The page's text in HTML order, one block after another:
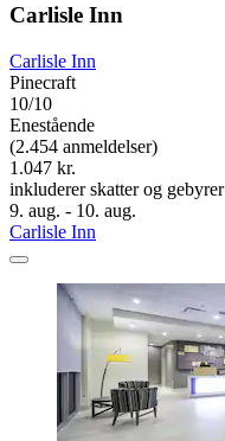
Carlisle Inn
Carlisle Inn
Pinecraft
10/10
Enestående
(2.454 anmeldelser)
1.047 kr.
inkluderer skatter og gebyrer
9. aug. - 10. aug.
Carlisle Inn